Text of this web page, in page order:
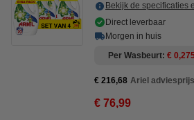
Bekijk de specificaties
Direct leverbaar
Morgen in huis
Per Wasbeurt €
€ 216,68 Ariel adviesprijs
€ 76,99